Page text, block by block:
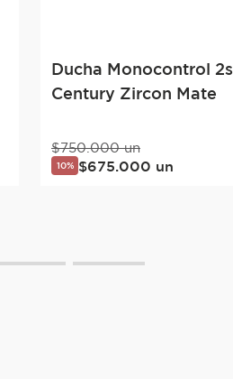
Ducha Monocontrol 2s
Century Zircon Mate
$750.000 un
10% $675.000 un